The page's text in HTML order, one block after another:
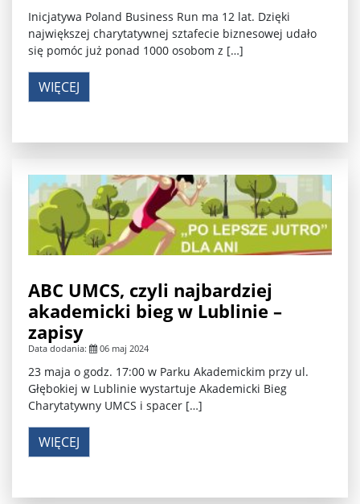
Inicjatywa Poland Business Run ma 12 lat. Dzięki
największej charytatywnej sztafecie biznesowej udało
się pomóc już ponad 1000 osobom z […]
WIĘCEJ
ABC UMCS, czyli najbardziej
akademicki bieg w Lublinie –
zapisy
Data dodania: 06 maj 2024
23 maja o godz. 17:00 w Parku Akademickim przy ul.
Głębokiej w Lublinie wystartuje Akademicki Bieg
Charytatywny UMCS i spacer […]
WIĘCEJ